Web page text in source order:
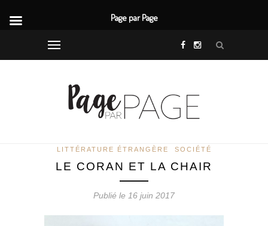
LITTÉRATURE ÉTRANGÈRE SOCIÉTÉ
LE CORAN ET LA CHAIR
Publié le 16 juin 2017
Page par Page